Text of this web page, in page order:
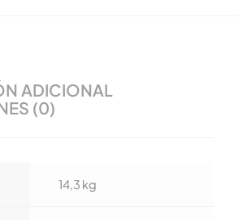
ADICIONAL
(0)
14,3 kg